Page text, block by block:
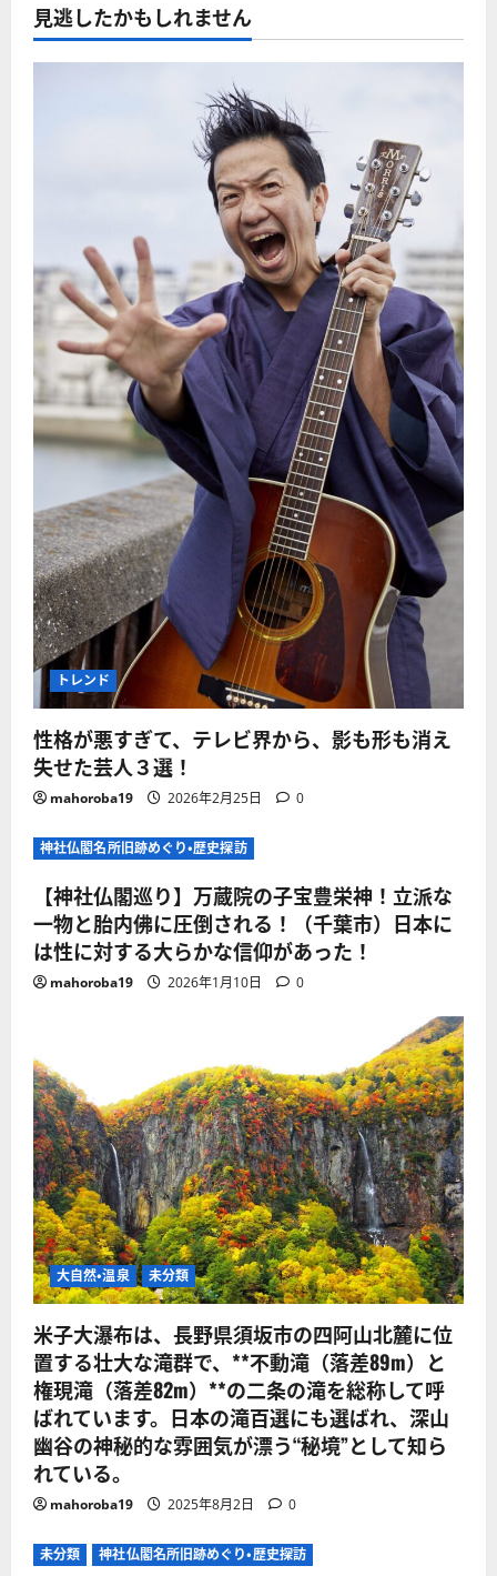
見逃したかもしれません
トレンド
性格が悪すぎて、テレビ界から、影も形も消え
失せた芸人３選！
mahoroba19 2026年2月25日 0
神社仏閣名所旧跡めぐり・歴史探訪
【神社仏閣巡り】万蔵院の子宝豊栄神！立派な
一物と胎内佛に圧倒される！（千葉市）日本に
は性に対する大らかな信仰があった！
mahoroba19 2026年1月10日 0
大自然・温泉 未分類
米子大瀑布は、長野県須坂市の四阿山北麓に位
置する壮大な滝群で、**不動滝（落差89m）と
権現滝（落差82m）**の二条の滝を総称して呼
ばれています。日本の滝百選にも選ばれ、深山
幽谷の神秘的な雰囲気が漂う“秘境”として知ら
れている。
mahoroba19 2025年8月2日 0
未分類 神社仏閣名所旧跡めぐり・歴史探訪